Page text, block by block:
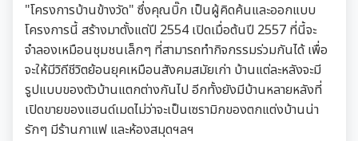
"โครงการบ้านข้างวัด" ซึ่งคุณบิ๊ก เป็นผู้คิดค้นและออกแบบ
โครงการนี้ สร้างมาตั้งแต่ปี 2554 เปิดเมื่อต้นปี 2557 ที่นี้จะ
จำลองเหมือนชุมชนเล็กๆ ที่สามารถทำกิจกรรมร่วมกันได้ เพื่อ
จะให้มีวิถีชีวิตย้อนยุคเหมือนสังคมสมัยเก่า บ้านแต่ละหลังจะมี
รูปแบบของตัวบ้านแตกต่างกันไป อีกทั้งยังมีบ้านหลายหลังที่
เปิดขายของแฮนด์เมดไม่ว่าจะเป็นเซรามิกของตกแต่งบ้านน่า
รักๆ มีร้านกาแฟ และห้องสมุดฯลฯ